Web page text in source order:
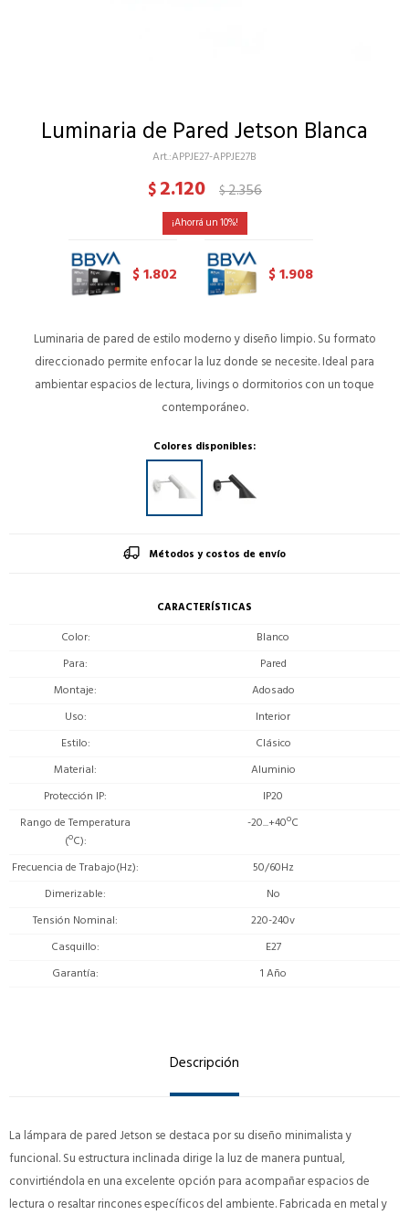
Luminaria de Pared Jetson Blanca
APPJE27-APPJE27B
$2.120 $2.356
10
$1.802 $1.908
Luminaria de pared de estilo moderno y diseño limpio. Su formato
direccionado permite enfocar la luz donde se necesite. Ideal para
ambientar espacios de lectura, livings o dormitorios con un toque
contemporáneo.
Colores disponibles:
Métodos y costos de envío
CARACTERÍSTICAS
Color
Blanco
Para
Pared
Montaje
Adosado
Uso
Interior
Estilo
Clásico
Material
Aluminio
Protección IP
IP20
Rango de Temperatura
(ºC)
-20...+40ºC
Frecuencia de Trabajo(Hz)
50/60Hz
Dimerizable
No
Tensión Nominal
220-240v
Casquillo
E27
Garantía
1 Año
Descripción
La lámpara de pared Jetson se destaca por su diseño minimalista y
funcional. Su estructura inclinada dirige la luz de manera puntual,
convirtiéndola en una excelente opción para acompañar espacios de
lectura o resaltar rincones específicos del ambiente. Fabricada en metal y